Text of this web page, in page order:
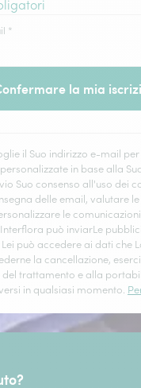
*
la mia
il Suo indirizzo e-mail
in base alla
Suo consenso all'uso dei
delle email, valutare
le
può inviarLe
può accedere ai dati che
la cancellazione,
trattamento e alla
in qualsiasi momento.